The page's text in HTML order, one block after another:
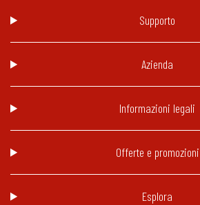
Supporto
Azienda
Informazioni legali
Offerte e promozioni
Esplora